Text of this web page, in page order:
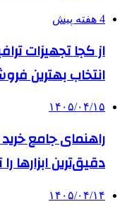
4 هفته پیش
از کجا تجهیزات
انتخاب بهترین
۱۴۰۵/۰۴/۱۵
راهنمای جامع
دقیق‌ترین ابزارها را
۱۴۰۵/۰۴/۱۴